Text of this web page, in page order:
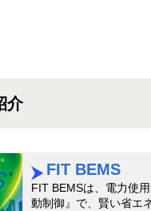
介
FIT BEMS
FIT BEMSは、電力使
動制御』で、賢い省エ